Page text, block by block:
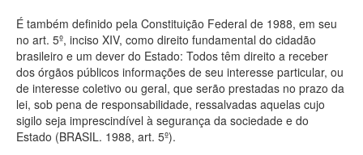
Administração
Legislação
Agenda
Perguntas frequentes
Contato
É também definido pela Constituição Federal de 1988, em seu
no art. 5º, inciso XIV, como direito fundamental do cidadão
brasileiro e um dever do Estado: Todos têm direito a receber
dos órgãos públicos informações de seu interesse particular, ou
de interesse coletivo ou geral, que serão prestadas no prazo da
lei, sob pena de responsabilidade, ressalvadas aquelas cujo
sigilo seja imprescindível à segurança da sociedade e do
Estado (BRASIL. 1988, art. 5º).